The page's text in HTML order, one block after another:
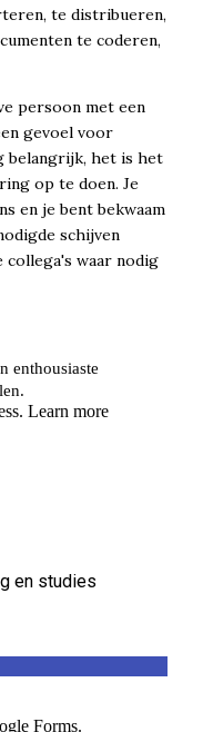
te distribueren,
te coderen,
persoon met een
gevoel voor
belangrijk, het is het
op te doen. Je
en je bent bekwaam
schijven
collega's waar nodig